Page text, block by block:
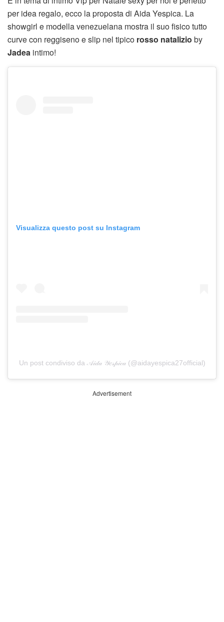
per idea regalo, ecco la proposta di Aida Yespica. La
showgirl e modella venezuelana mostra il suo fisico tutto
curve con reggiseno e slip nel tipico rosso natalizio by
Jadea intimo!
Visualizza questo post su Instagram
Un post condiviso da 𝒜𝒾𝒹𝒶 𝒴𝑒𝓈𝓅𝒾𝒸𝒶 (@aidayespica27official)
Advertisement